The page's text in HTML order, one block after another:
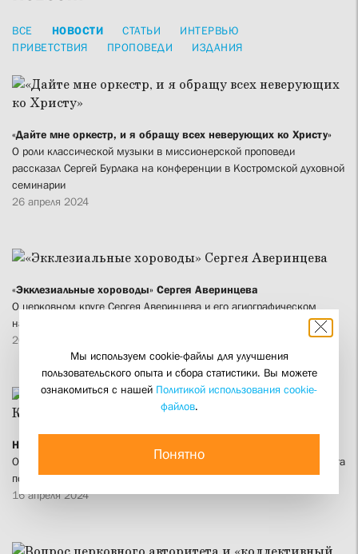
ВСЕ НОВОСТИ СТАТЬИ
ИНТЕРВЬЮ
ПРИВЕТСТВИЯ
ПРОПОВЕДИ ИЗДАНИЯ
«Дайте мне оркестр, и я обращу всех неверующих ко Христу»
О роли классической музыки в миссионерской проповеди
рассказал Сергей Бурлака на конференции в Костромской духовной
семинарии
26 апреля 2024
«Экклезиальные хороводы» Сергея Аверинцева
О церковном круге Сергея Аверинцева и его агиографическом
наследии рассказали на конференции ПСТГУ преподаватели СФИ
20 апреля 2024
Новый ректор СФИ — Александр Михайлович Копировский
Он был назначен на эту должность решением учредителя Института
после кончины Алексея Борисовича Мазурова
16 апреля 2024
Мы используем cookie-файлы для улучшения
пользовательского опыта и сбора статистики. Вы можете
ознакомиться с нашей Политикой использования cookie-
файлов.
Понятно